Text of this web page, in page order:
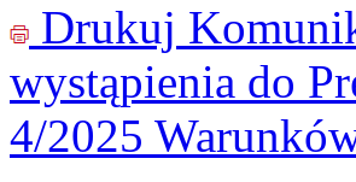
Drukuj
wystąpienia do
4/2025